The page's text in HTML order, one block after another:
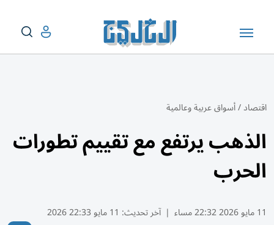
اقتصاد/أسواق عربية وعالمية
الذهب يرتفع مع تقييم تطورات
الحرب
11 مايو 2026 22:32 مساء | آخر تحديث: 11 مايو 22:33 2026